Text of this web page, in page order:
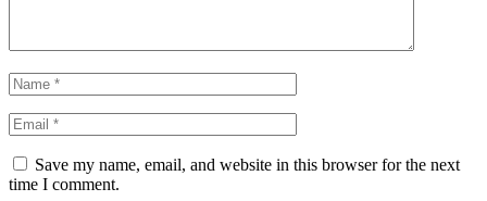
Save my name, email, and website in this browser for the next
time I comment.